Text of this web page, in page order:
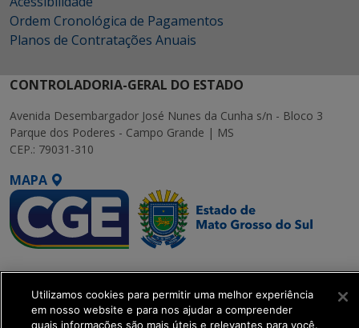
Ordem Cronológica de Pagamentos
Planos de Contratações Anuais
CONTROLADORIA-GERAL DO ESTADO
Avenida Desembargador José Nunes da Cunha s/n - Bloco 3
Parque dos Poderes - Campo Grande | MS
CEP.: 79031-310
MAPA
SETDIG | Secretaria-
Executiva de
Transformação Digital
Utilizamos cookies para permitir uma melhor experiência
em nosso website e para nos ajudar a compreender
quais informações são mais úteis e relevantes para você.